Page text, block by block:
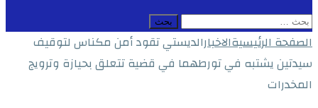
البحث
عن:
الصفحة الرئيسيةالاخبارالديستي تقود أمن مكناس لتوقيف
سيدتين يشتبه في تورطهما في قضية تتعلق بحيازة وترويج
المخدرات